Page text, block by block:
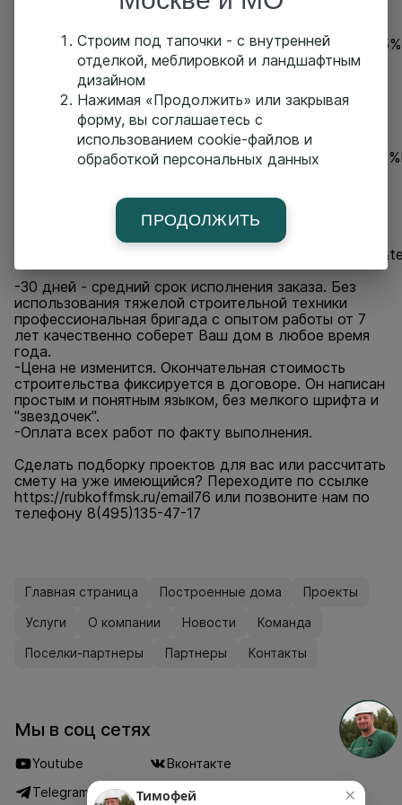
получения информации
Дом П315 Котка | 105 м² | 2 спальни, 1 с/у
Цена от: 4 845 000 р. / 46 143 р./м²
Отправьте слово котка нам в WhatsApp для
получения
информацииhttps://api.whatsapp.com/send/?
Цена от: 4 466 000 р. / 54 463 р./м²
Отправьте слово коттиони нам в WhatsApp для
получения информации
https://api.whatsapp.com/send/
-30 дней - средний срок исполнения заказа. Без
использования тяжелой строительной техники
профессиональная бригада с опытом работы от 7
лет качественно соберет Ваш дом в любое время
года.
-Цена не изменится. Окончательная стоимость
строительства фиксируется в договоре. Он написан
простым и понятным языком, без мелкого шрифта и
"звездочек".
-Оплата всех работ по факту выполнения.
Сделать подборку проектов для вас или рассчитать
смету на уже имеющийся? Переходите по ссылке
https://rubkoffmsk.ru/email76 или позвоните нам по
телефону 8(495)135-47-17
Главная страница Построенные дома
Проекты
Услуги
О компании Новости
Команда
Поселки-партнеры
Партнеры Контакты
Мы в соц сетях
Youtube
Вконтакте
Telegram
Дзен
Строим под тапочки - с внутренней
отделкой, меблировкой и ландшафтным
дизайном
Нажимая «Продолжить» или закрывая
форму, вы соглашаетесь с
использованием cookie-файлов и
обработкой персональных данных
ПРОДОЛЖИТЬ
×
Тимофей